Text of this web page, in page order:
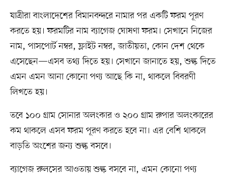
যাত্রীরা বাংলাদেশের বিমানবন্দরে নামার পর একটি ফরম পূরণ
করতে হয়। ফরমটির নাম ব্যাগেজ ঘোষণা ফরম। সেখানে নিজের
নাম, পাসপোর্ট নম্বর, ফ্লাইট নম্বর, জাতীয়তা, কোন দেশ থেকে
এসেছেন—এসব তথ্য দিতে হয়। সেখানে জানাতে হয়, শুল্ক দিতে
এমন এমন আনা কোনো পণ্য আছে কি না, থাকলে বিবরণী
লিখতে হয়।
তবে ১০০ গ্রাম সোনার অলংকার ও ২০০ গ্রাম রুপার অলংকারের
কম থাকলে এসব ফরম পূরণ করতে হবে না। এর বেশি থাকলে
বাড়তি অংশের জন্য শুল্ক বসবে।
ব্যাগেজ রুলসের আওতায় শুল্ক বসবে না, এমন কোনো পণ্য